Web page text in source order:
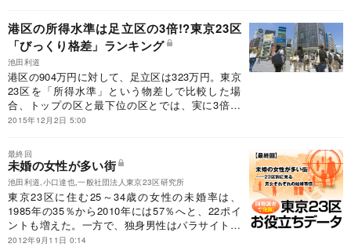
を検証しよう。
港区の所得水準は足立区の3倍!?東京23区
「びっくり格差」ランキング
池田利道
港区の904万円に対して、足立区は323万円。東京
23区を「所得水準」という物差しで比較した場
合、トップの区と最下位の区とでは、実に3倍も
の格差が存在する。なぜこれほどの格差が生じる
る。
2015年12月2日 5:00
最終回
未婚の女性が多い街
池田利道,小口達也,一般社団法人東京23区研究所
東京23区に住む25～34歳の女性の未婚率は、
1985年の35％から2010年には57％へと、22ポイ
ントも増えた。一方で、独身男性はパラサイトシ
ングルになる割合が大きいようだ。非婚化時代の
2012年9月11日 0:14